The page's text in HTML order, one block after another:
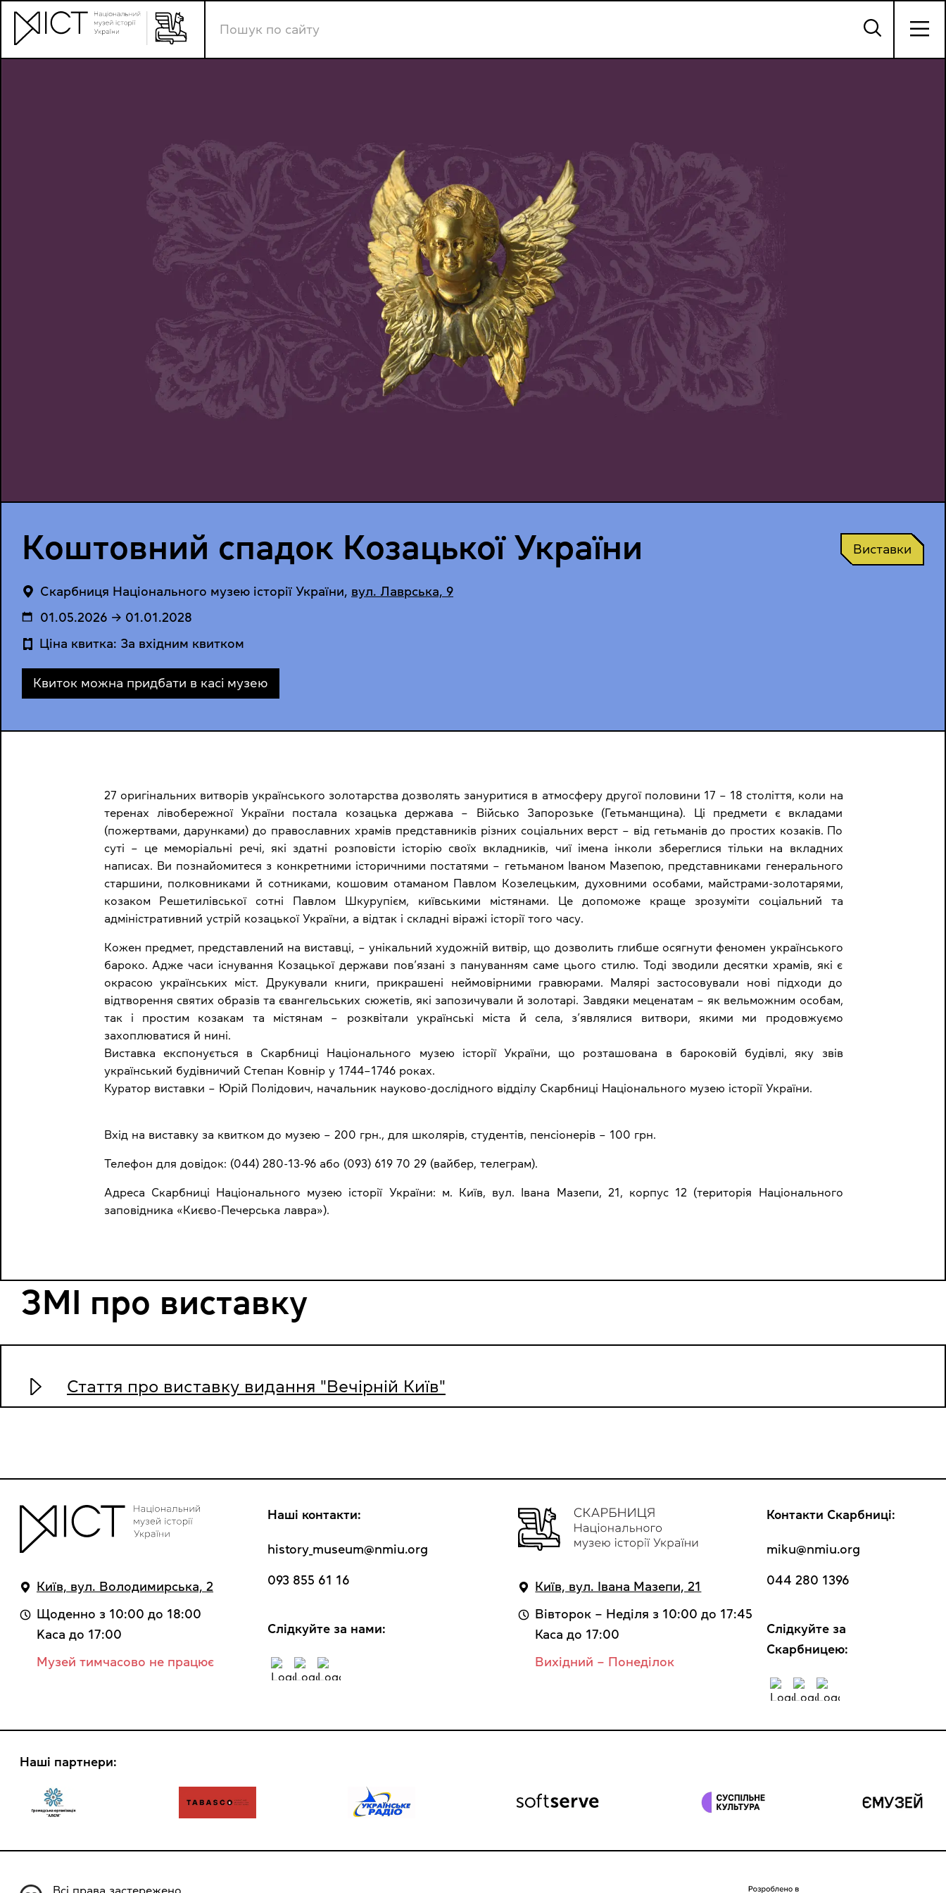
Коштовний спадок Козацької України Виставки
Cкарбниця Національного музею історії України, вул. Лаврська, 9
01.05.2026 → 01.01.2028
Ціна квитка: За вхідним квитком
Квиток можна придбати в касі музею
27 оригінальних витворів українського золотарства дозволять зануритися в атмосферу другої половини 17 – 18 століття, коли на
теренах лівобережної України постала козацька держава – Військо Запорозьке (Гетьманщина). Ці предмети є вкладами
(пожертвами, дарунками) до православних храмів представників різних соціальних верст – від гетьманів до простих козаків. По
суті – це меморіальні речі, які здатні розповісти історію своїх вкладників, чиї імена інколи збереглися тільки на вкладних
написах. Ви познайомитеся з конкретними історичними постатями – гетьманом Іваном Мазепою, представниками генерального
старшини, полковниками й сотниками, кошовим отаманом Павлом Козелецьким, духовними особами, майстрами-золотарями,
козаком Решетилівської сотні Павлом Шкурупієм, київськими містянами. Це допоможе краще зрозуміти соціальний та
адміністративний устрій козацької України, а відтак і складні віражі історії того часу.
Кожен предмет, представлений на виставці, – унікальний художній витвір, що дозволить глибше осягнути феномен українського
бароко. Адже часи існування Козацької держави пов’язані з пануванням саме цього стилю. Тоді зводили десятки храмів, які є
окрасою українських міст. Друкували книги, прикрашені неймовірними гравюрами. Малярі застосовували нові підходи до
відтворення святих образів та євангельських сюжетів, які запозичували й золотарі. Завдяки меценатам – як вельможним особам,
так і простим козакам та містянам – розквітали українські міста й села, з’являлися витвори, якими ми продовжуємо
захоплюватися й нині.
Виставка експонується в Скарбниці Національного музею історії України, що розташована в бароковій будівлі, яку звів
український будівничий Степан Ковнір у 1744–1746 роках.
Куратор виставки – Юрій Полідович, начальник науково-дослідного відділу Скарбниці Національного музею історії України.
Вхід на виставку за квитком до музею – 200 грн., для школярів, студентів, пенсіонерів – 100 грн.
Телефон для довідок: (044) 280-13-96 або (093) 619 70 29 (вайбер, телеграм).
Адреса Скарбниці Національного музею історії України: м. Київ, вул. Івана Мазепи, 21, корпус 12 (територія Національного
заповідника «Києво-Печерська лавра»).
ЗМІ про виставку
Стаття про виставку видання "Вечірній Київ"
Київ, вул. Володимирська, 2
Щоденно з 10:00 до 18:00
Kaca до 17:00
Музей тимчасово не працює
Наші контакти:
history_museum@nmiu.org
093 855 61 16
Cлідкуйте за нами:
Київ, вул. Івана Мазепи, 21
Вівторок – Неділя з 10:00 до 17:45
Каса до 17:00
Вихідний – Понеділок
Контакти Скарбниці:
miku@nmiu.org
044 280 1396
Cлідкуйте за
Скарбницею:
Наші партнери:
Всі права застережено